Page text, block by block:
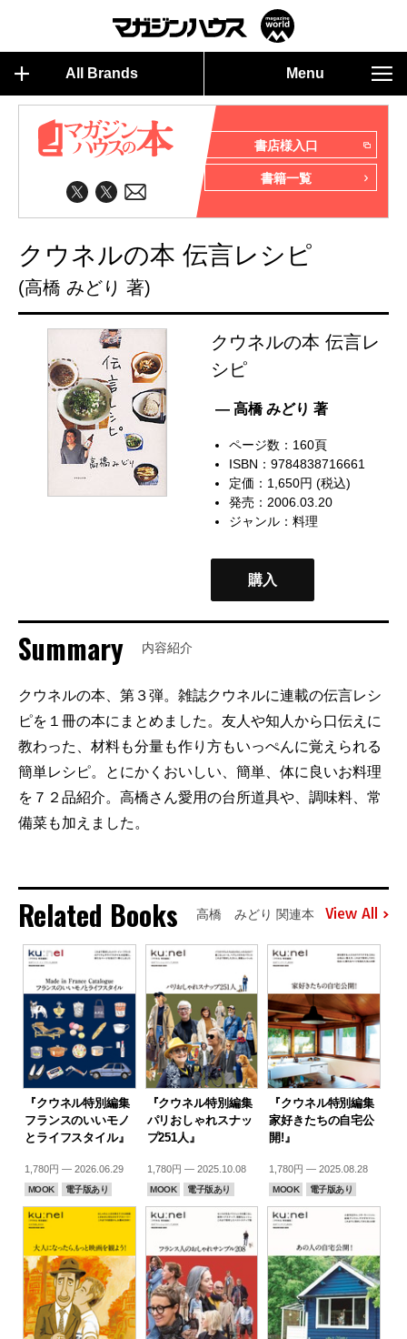
All Brands Menu
書店様入口
書籍一覧
クウネルの本 伝言レシピ
(高橋 みどり 著)
クウネルの本 伝言レ
シピ
— 高橋 みどり 著
ページ数：160頁
ISBN：9784838716661
定価：1,650円 (税込)
発売：2006.03.20
ジャンル：料理
購入
Summary 内容紹介
クウネルの本、第３弾。雑誌クウネルに連載の伝言レシ
ピを１冊の本にまとめました。友人や知人から口伝えに
教わった、材料も分量も作り方もいっぺんに覚えられる
簡単レシピ。とにかくおいしい、簡単、体に良いお料理
を７２品紹介。高橋さん愛用の台所道具や、調味料、常
備菜も加えました。
Related Books 高橋 みどり 関連本 View All
『クウネル特別編集
フランスのいいモノ
とライフスタイル』
1,780円 — 2026.06.29
MOOK 電子版あり
『クウネル特別編集
パリおしゃれスナッ
プ251人』
1,780円 — 2025.10.08
MOOK 電子版あり
『クウネル特別編集
家好きたちの自宅公
開!』
1,780円 — 2025.08.28
MOOK 電子版あり